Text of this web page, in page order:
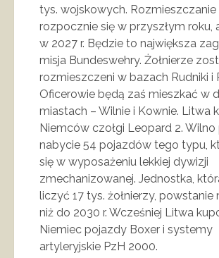
tys. wojskowych.
rozpocznie się w przyszłym roku,
w 2027 r. Będzie to największa
misja Bundeswehry. Żołnierze
rozmieszczeni w bazach Rudniki i
Oficerowie będą zaś mieszkać w
miastach – Wilnie i Kownie. Litwa
Niemców czołgi Leopard 2. Wilno
nabycie 54 pojazdów tego typu,
się w wyposażeniu lekkiej dywizji
zmechanizowanej. Jednostka,
liczyć 17 tys. żołnierzy, powstanie
niż do 2030 r. Wcześniej Litwa
Niemiec pojazdy Boxer i systemy
artyleryjskie PzH 2000.